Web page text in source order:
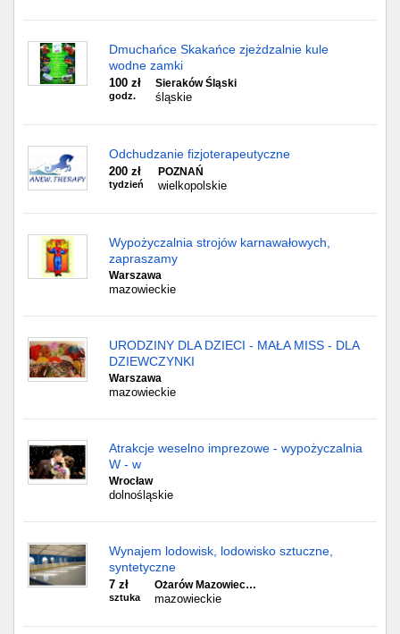
Dmuchańce Skakańce zjeżdzalnie kule
wodne zamki
100 zł
godz.
Sieraków Śląski
śląskie
Odchudzanie fizjoterapeutyczne
200 zł
tydzień
POZNAŃ
wielkopolskie
Wypożyczalnia strojów karnawałowych,
zapraszamy
Warszawa
mazowieckie
URODZINY DLA DZIECI - MAŁA MISS - DLA
DZIEWCZYNKI
Warszawa
mazowieckie
Atrakcje weselno imprezowe - wypożyczalnia
W - w
Wrocław
dolnośląskie
Wynajem lodowisk, lodowisko sztuczne,
syntetyczne
7 zł
sztuka
Ożarów Mazowiec…
mazowieckie